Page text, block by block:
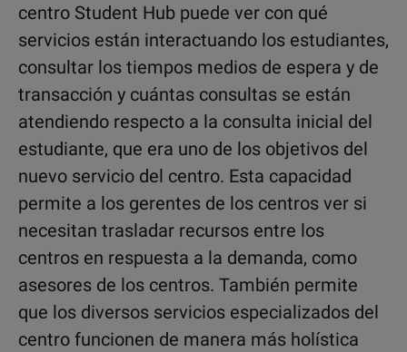
centro Student Hub puede ver con qué
servicios están interactuando los estudiantes,
consultar los tiempos medios de espera y de
transacción y cuántas consultas se están
atendiendo respecto a la consulta inicial del
estudiante, que era uno de los objetivos del
nuevo servicio del centro. Esta capacidad
permite a los gerentes de los centros ver si
necesitan trasladar recursos entre los
centros en respuesta a la demanda, como
asesores de los centros. También permite
que los diversos servicios especializados del
centro funcionen de manera más holística